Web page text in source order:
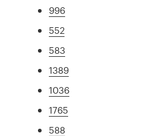
996
552
583
1389
1036
1765
588